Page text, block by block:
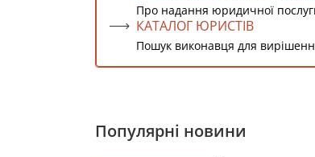
Про надання юридичної
КАТАЛОГ ЮРИСТІВ
Пошук виконавця для
Популярні новини